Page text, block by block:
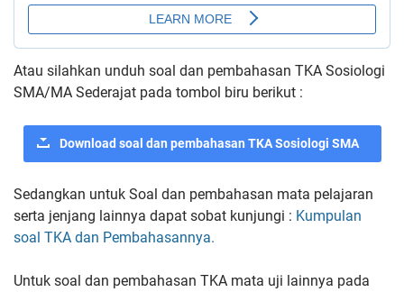
Atau silahkan unduh soal dan pembahasan TKA Sosiologi
SMA/MA Sederajat pada tombol biru berikut :
Download soal dan pembahasan TKA Sosiologi SMA
Sedangkan untuk Soal dan pembahasan mata pelajaran
serta jenjang lainnya dapat sobat kunjungi : Kumpulan
soal TKA dan Pembahasannya.
Untuk soal dan pembahasan TKA mata uji lainnya pada